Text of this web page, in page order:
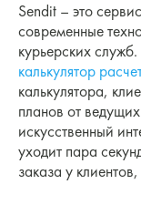
Sendit – это
современные
курьерских
калькулятор
калькулятора,
планов от
искусственный
уходит пара
заказа у